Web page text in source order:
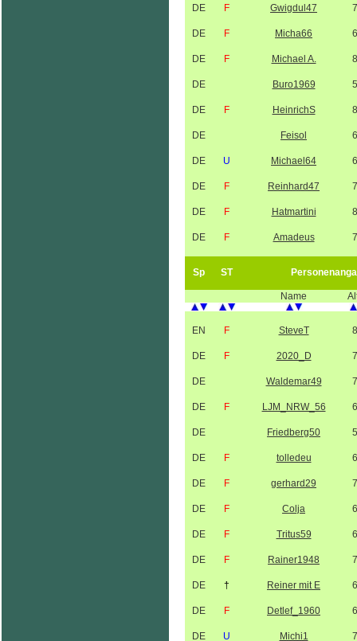
DE F Gwigdul47
DE F Micha66
DE F Michael A.
DE Buro1969
DE F HeinrichS
DE Feisol
DE U Michael64
DE F Reinhard47
DE F Hatmartini
DE F Amadeus
Sp ST
Name
EN F SteveT
DE F 2020_D
DE Waldemar49
DE F LJM_NRW_56
DE Friedberg50
DE F tolledeu
DE F gerhard29
DE F Colja
DE F Tritus59
DE F Rainer1948
DE † Reiner mit E
DE F Detlef_1960
DE U Michi1